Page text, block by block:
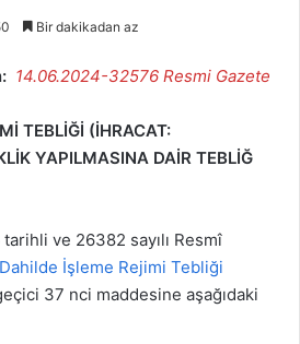
Bir dakikadan az
14.06.2024-32576 Resmi Gazete
TEBLİĞİ (İHRACAT:
YAPILMASINA DAİR TEBLİĞ
ve 26382 sayılı Resmî
Dahilde İşleme Rejimi Tebliği
37 nci maddesine aşağıdaki